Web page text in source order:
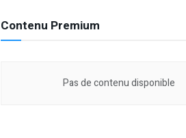
Contenu Premium
Pas de contenu disponible